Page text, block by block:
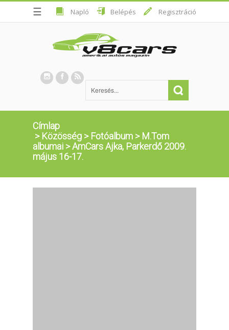
☰ Napló Belépés Regisztráció
Címlap
> Közösség > Fotóalbum > M.Tom
albumai >AmCars Ajka, Parkerdő 2009.
május 16-17.